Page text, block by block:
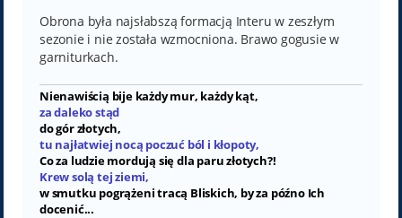
Obrona była najsłabszą formacją Interu w zeszłym
sezonie i nie została wzmocniona. Brawo gogusie w
garniturkach.
Nienawiścią bije każdy mur, każdy kąt,
za daleko stąd
do gór złotych,
tu najłatwiej nocą poczuć ból i kłopoty,
Co za ludzie mordują się dla paru złotych?!
Krew solą tej ziemi,
w smutku pogrążeni tracą Bliskich, by za późno Ich
docenić...